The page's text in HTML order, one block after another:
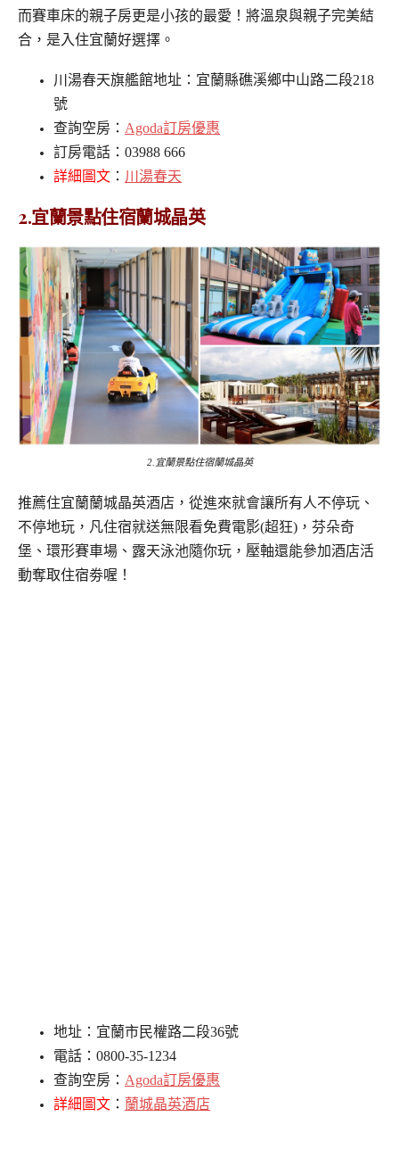
而賽車床的親子房更是小孩的最愛！將溫泉與親子完美結
合，是入住宜蘭好選擇。
川湯春天旗艦館地址：宜蘭縣礁溪鄉中山路二段218
號
查詢空房： Agoda訂房優惠
訂房電話：03988 666
詳細圖文 ： 川湯春天
2.宜蘭景點住宿蘭城晶英
2.宜蘭景點住宿蘭城晶英
推薦住宜蘭蘭城晶英酒店，從進來就會讓所有人不停玩、
不停地玩，凡住宿就送無限看免費電影(超狂)，芬朵奇
堡、環形賽車場、露天泳池隨你玩，壓軸還能參加酒店活
動奪取住宿劵喔！
地址：宜蘭市民權路二段36號
電話：0800-35-1234
查詢空房： Agoda訂房優惠
詳細圖文 ： 蘭城晶英酒店